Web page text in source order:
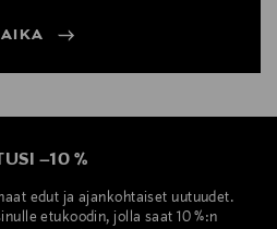
–10 %
edut ja ajankohtaiset uutuudet.
etukoodin, jolla saat 10 %:n